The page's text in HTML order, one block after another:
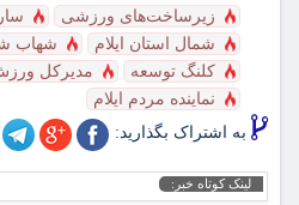
زیرساخت‌های ورزشی
شمال استان ایلام
شهاب
کلنگ توسعه
مدیرکل
نماینده مردم ایلام
به اشتراک بگذارید:
لینک کوتاه خبر: